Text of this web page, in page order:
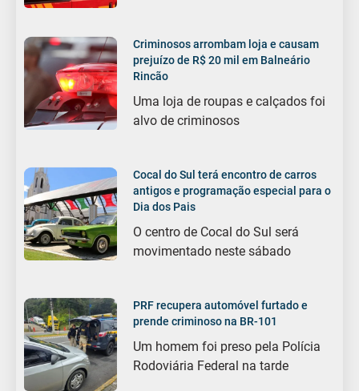
Criminosos arrombam loja e causam
prejuízo de R$ 20 mil em Balneário
Rincão
Uma loja de roupas e calçados foi
alvo de criminosos
Cocal do Sul terá encontro de carros
antigos e programação especial para o
Dia dos Pais
O centro de Cocal do Sul será
movimentado neste sábado
PRF recupera automóvel furtado e
prende criminoso na BR-101
Um homem foi preso pela Polícia
Rodoviária Federal na tarde